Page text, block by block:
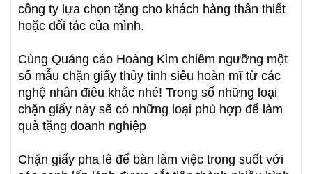
công ty lựa chọn tặng cho khách hàng thân thiết
hoặc đối tác của mình.
Cùng Quảng cáo Hoàng Kim chiêm ngưỡng một
số mẫu chặn giấy thủy tinh siêu hoàn mĩ từ các
nghệ nhân điêu khắc nhé! Trong số những loại
chặn giấy này sẽ có những loại phù hợp để làm
quà tặng doanh nghiệp
Chặn giấy pha lê để bàn làm việc trong suốt với